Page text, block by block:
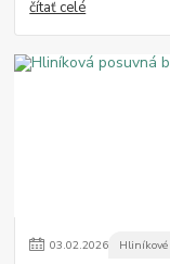
čítať celé
03.02.2026